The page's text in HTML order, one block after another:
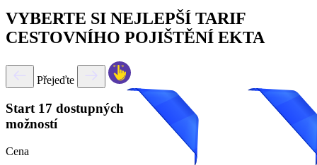
VYBERTE SI NEJLEPŠÍ TARIF
CESTOVNÍHO POJIŠTĚNÍ EKTA
Přejeďte
Start 17 dostupných
možností
Cena